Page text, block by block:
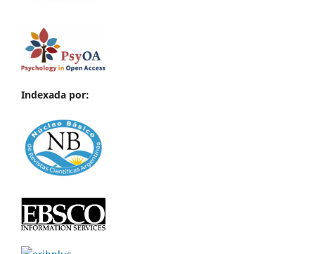
Indexada por: